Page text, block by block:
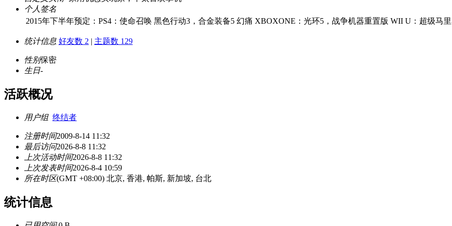
个人签名
2015年下半年预定：PS4：使命召唤 黑色行动3，合金装备5 幻痛 XBOXONE：光环5，战争机器重置版 WII U：超级马
统计信息 好友数 2 | 主题数 129
性别保密
生日-
活跃概况
用户组 终结者
注册时间2009-8-14 11:32
最后访问2026-8-8 11:32
上次活动时间2026-8-8 11:32
上次发表时间2026-8-4 10:59
所在时区(GMT +08:00) 北京, 香港, 帕斯, 新加坡, 台北
统计信息